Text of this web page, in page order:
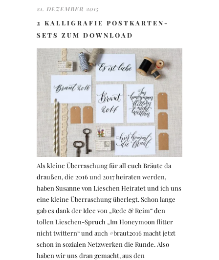
21. DEZEMBER 2015
2 KALLIGRAFIE POSTKARTEN-
SETS ZUM DOWNLOAD
Als kleine Überraschung für all euch Bräute da
draußen, die 2016 und 2017 heiraten werden,
haben Susanne von Lieschen Heiratet und ich uns
eine kleine Überraschung überlegt. Schon lange
gab es dank der Idee von „Rede & Reim“ den
tollen Lieschen-Spruch „Im Honeymoon flitter
nicht twittern“ und auch #braut2016 macht jetzt
schon in sozialen Netzwerken die Runde. Also
haben wir uns dran gemacht, aus den